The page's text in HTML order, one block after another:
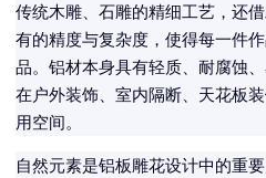
传统木雕、石雕的精细工艺，还
有的精度与复杂度，使得每一件
品。铝材本身具有轻质、耐腐蚀
在户外装饰、室内隔断、天花板
用空间。
自然元素是铝板雕花设计中的重